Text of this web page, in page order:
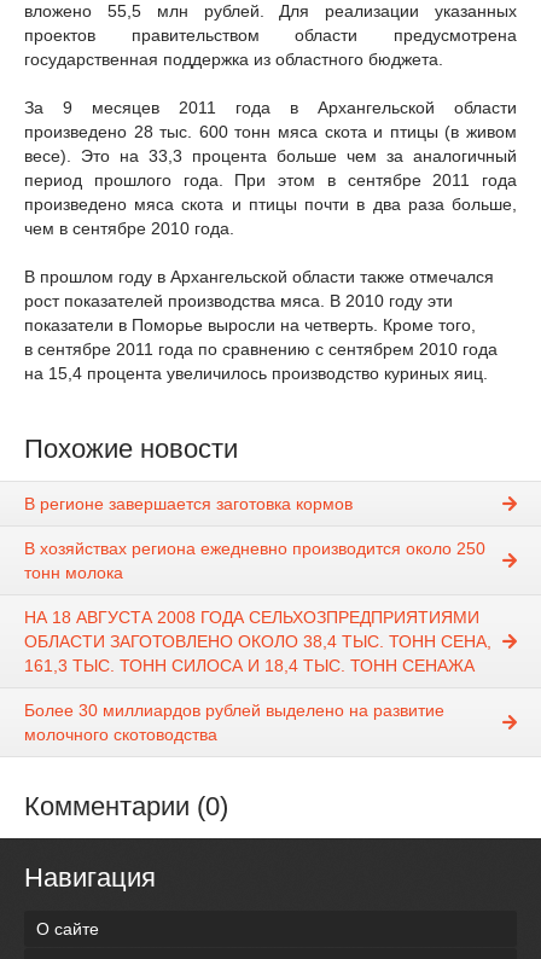
вложено 55,5 млн рублей. Для реализации указанных
проектов правительством области предусмотрена
государственная поддержка из областного бюджета.
За 9 месяцев 2011 года в Архангельской области
произведено 28 тыс. 600 тонн мяса скота и птицы (в живом
весе). Это на 33,3 процента больше чем за аналогичный
период прошлого года. При этом в сентябре 2011 года
произведено мяса скота и птицы почти в два раза больше,
чем в сентябре 2010 года.
В прошлом году в Архангельской области также отмечался
рост показателей производства мяса. В 2010 году эти
показатели в Поморье выросли на четверть. Кроме того,
в сентябре 2011 года по сравнению с сентябрем 2010 года
на 15,4 процента увеличилось производство куриных яиц.
Похожие новости
В регионе завершается заготовка кормов
В хозяйствах региона ежедневно производится около 250
тонн молока
НА 18 АВГУСТА 2008 ГОДА СЕЛЬХОЗПРЕДПРИЯТИЯМИ
ОБЛАСТИ ЗАГОТОВЛЕНО ОКОЛО 38,4 ТЫС. ТОНН СЕНА,
161,3 ТЫС. ТОНН СИЛОСА И 18,4 ТЫС. ТОНН СЕНАЖА
Более 30 миллиардов рублей выделено на развитие
молочного скотоводства
Комментарии (0)
Навигация
О сайте